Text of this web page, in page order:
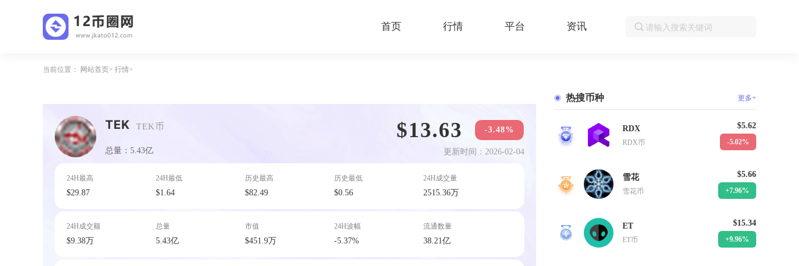
首页 行情 平台 资讯
当前位置： 网站首页 行情
TEK TEK币
总量：5.43亿
$13.63 -3.48%
更新时间：2026-02-04
24H最高
$29.87
24H最低
$1.64
历史最高
$82.49
历史最低
$0.56
24H成交量
2515.36万
24H成交额
$9.38万
总量
5.43亿
市值
$451.9万
24H波幅
-5.37%
流通数量
38.21亿
热搜币种 更多+
1
RDX
RDX币
$5.62
-5.02%
2
雪花
雪花币
$5.66
+7.96%
3
ET
ET币
$15.34
+9.96%